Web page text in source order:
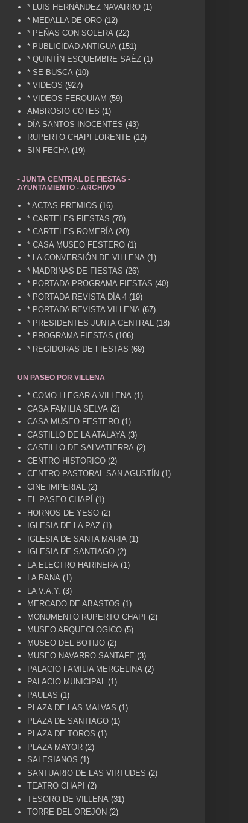
* LUIS HERNÁNDEZ NAVARRO (1)
* MEDALLA DE ORO (12)
* PEÑAS CON SOLERA (22)
* PUBLICIDAD ANTIGUA (151)
* QUINTÍN ESQUEMBRE SAÉZ (1)
* SE BUSCA (10)
* VIDEOS (927)
* VIDEOS FERQUIAM (59)
AMBROSIO COTES (1)
DÍA SANTOS INOCENTES (43)
RUPERTO CHAPI LORENTE (12)
SIN FECHA (19)
- JUNTA CENTRAL DE FIESTAS -
AYUNTAMIENTO - ARCHIVO
* ACTAS PREMIOS (16)
* CARTELES FIESTAS (70)
* CARTELES ROMERÍA (20)
* CASA MUSEO FESTERO (1)
* LA CONVERSIÓN DE VILLENA (1)
* MADRINAS DE FIESTAS (26)
* PORTADA PROGRAMA FIESTAS (40)
* PORTADA REVISTA DÍA 4 (19)
* PORTADA REVISTA VILLENA (67)
* PRESIDENTES JUNTA CENTRAL
(18)
* PROGRAMA FIESTAS (106)
* REGIDORAS DE FIESTAS (69)
UN PASEO POR VILLENA
* COMO LLEGAR A VILLENA (1)
CASA FAMILIA SELVA (2)
CASA MUSEO FESTERO (1)
CASTILLO DE LA ATALAYA (3)
CASTILLO DE SALVATIERRA (2)
CENTRO HISTORICO (2)
CENTRO PASTORAL SAN AGUSTÍN (1)
CINE IMPERIAL
(2)
EL PASEO CHAPÍ
(1)
HORNOS DE YESO (2)
IGLESIA DE LA PAZ (1)
IGLESIA DE SANTA MARIA (1)
IGLESIA DE SANTIAGO (2)
LA ELECTRO HARINERA (1)
LA RANA (1)
LA V.A.Y. (3)
MERCADO DE ABASTOS (1)
MONUMENTO RUPERTO CHAPI
(2)
MUSEO ARQUEOLOGICO (5)
MUSEO DEL BOTIJO (2)
MUSEO NAVARRO SANTAFE (3)
PALACIO FAMILIA MERGELINA (2)
PALACIO MUNICIPAL (1)
PAULAS (1)
PLAZA DE LAS MALVAS (1)
PLAZA DE SANTIAGO (1)
PLAZA DE TOROS (1)
PLAZA MAYOR (2)
SALESIANOS (1)
SANTUARIO DE LAS VIRTUDES (2)
TEATRO CHAPI
(2)
TESORO DE VILLENA (31)
TORRE DEL OREJÓN (2)